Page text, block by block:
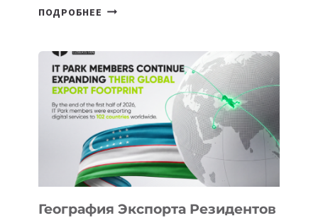
ПОДРОБНЕЕ В
НОВЫЕ
ПРЕДМЕТЫ
ПО
ИСКУССТВЕННОМУ
ИНТЕЛЛЕКТУ
География Экспорта Резидентов